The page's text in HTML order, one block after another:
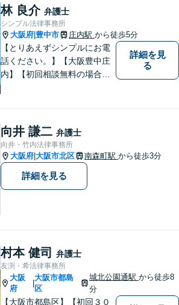
す。
林 良介 弁護士
シンプル法律事務所
大阪府 豊中市 庄内駅 から徒歩5分
【とりあえずシンプルにお電
話ください。】【大阪豊中庄
内】【初回相談無料の場合あ
やWEB相談もございますので
お気軽にお問合せください】
詳細を見
る
向井 謙二 弁護士
向井・竹内法律事務所
大阪府 大阪市北区 南森町駅 から徒歩3分
詳細を見る
村本 健司 弁護士
友渕・希法律事務所
大阪
府
|
大阪市都島
区
城北公園通駅から徒歩8
分
【大阪市都島区】【初回３０